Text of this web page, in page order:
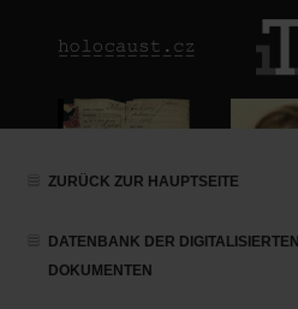
ZURÜCK ZUR HAUPTSEITE
DATENBANK DER DIGITALISIERTEN
DOKUMENTEN